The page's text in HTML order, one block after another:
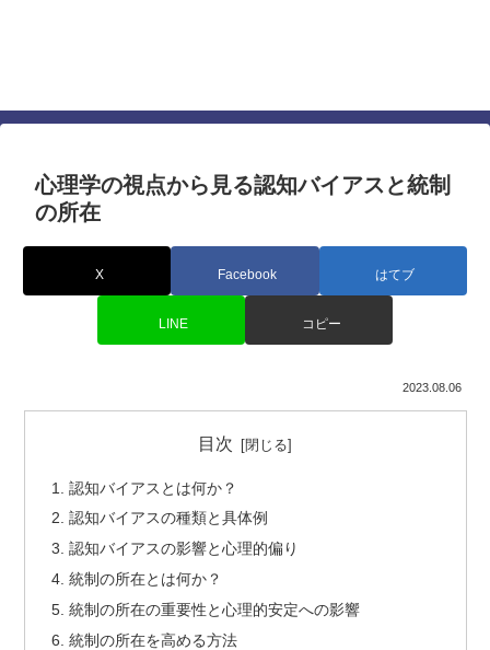
心理学の視点から見る認知バイアスと統制
の所在
X Facebook はてブ
LINE コピー
2023.08.06
目次
認知バイアスとは何か？
認知バイアスの種類と具体例
認知バイアスの影響と心理的偏り
統制の所在とは何か？
統制の所在の重要性と心理的安定への影響
統制の所在を高める方法